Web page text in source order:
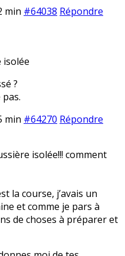
min #64038 Répondre
isolée
?
min #64270 Répondre
isolée!!! comment
la course, j’avais un
et comme je pars à
de choses à préparer et